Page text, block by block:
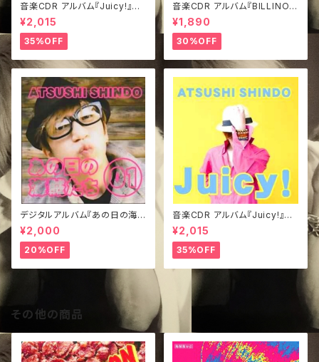
音楽CDR アルバム『Juicy!』み
どジャケVer.
¥2,015
35%OFF
音楽CDR アルバム『BILLINO K
ISSES』TypeA
¥1,890
30%OFF
デジタルアルバム『あの日の海賊
たち①』
¥2,000
20%OFF
音楽CDR アルバム『Juicy!』き
ぃジャケVer.
¥2,015
35%OFF
その他の商品